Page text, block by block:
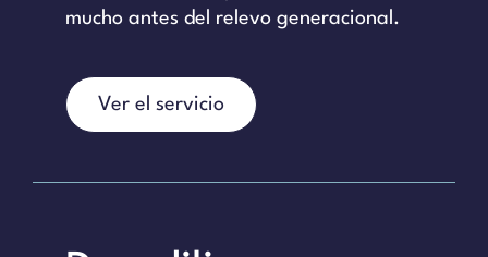
mucho antes del relevo generacional.
Ver el servicio